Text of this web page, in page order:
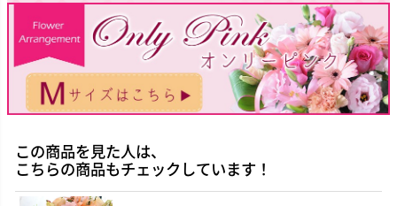
この商品を見た人は、
こちらの商品もチェックしています！